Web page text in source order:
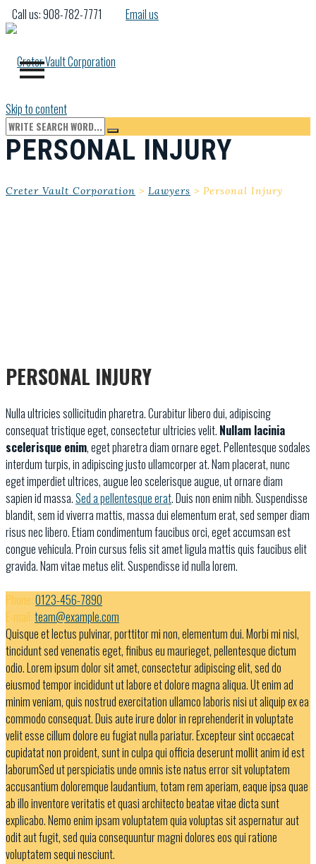
Call us: 908-782-7771 Email us
Skip to content
PERSONAL INJURY
Creter Vault Corporation > Lawyers > Personal Injury
PERSONAL INJURY
Nulla ultricies sollicitudin pharetra. Curabitur libero dui, adipiscing
consequat tristique eget, consectetur ultricies velit. Nullam lacinia
scelerisque enim, eget pharetra diam ornare eget. Pellentesque sodales
interdum turpis, in adipiscing justo ullamcorper at. Nam placerat, nunc
eget imperdiet ultrices, augue leo scelerisque augue, ut ornare diam
sapien id massa.Sed a pellentesque erat. Duis non enim nibh. Suspendisse
blandit, sem id viverra mattis, massa dui elementum erat, sed semper diam
risus nec libero. Etiam condimentum faucibus orci, eget accumsan est
congue vehicula. Proin cursus felis sit amet ligula mattis quis faucibus elit
gravida. Nam vitae metus elit. Suspendisse id nulla lorem.
Phone:0123-456-7890
E-mail:team@example.com
Quisque et lectus pulvinar, porttitor mi non, elementum dui. Morbi mi nisl,
tincidunt sed venenatis eget, finibus eu maurieget, pellentesque dictum
odio. Lorem ipsum dolor sit amet, consectetur adipiscing elit, sed do
eiusmod tempor incididunt ut labore et dolore magna aliqua. Ut enim ad
minim veniam, quis nostrud exercitation ullamco laboris nisi ut aliquip ex ea
commodo consequat. Duis aute irure dolor in reprehenderit in voluptate
velit esse cillum dolore eu fugiat nulla pariatur. Excepteur sint occaecat
cupidatat non proident, sunt in culpa qui officia deserunt mollit anim id est
laborumSed ut perspiciatis unde omnis iste natus error sit voluptatem
accusantium doloremque laudantium, totam rem aperiam, eaque ipsa quae
ab illo inventore veritatis et quasi architecto beatae vitae dicta sunt
explicabo. Nemo enim ipsam voluptatem quia voluptas sit aspernatur aut
odit aut fugit, sed quia consequuntur magni dolores eos qui ratione
voluptatem sequi nesciunt.